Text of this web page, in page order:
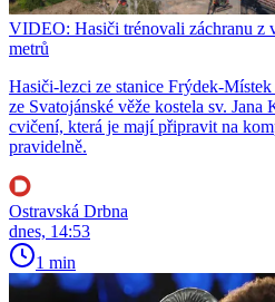
VIDEO: Hasiči trénovali záchranu z
metrů
Hasiči-lezci ze stanice Frýdek-
ze Svatojánské věže kostela sv.
cvičení, která je mají připravit na
pravidelně.
Ostravská Drbna
dnes, 14:53
1 min